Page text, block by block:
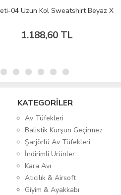
Kol Sweatshirt Beyaz XL
TL
KATEGORİLER
Av Tüfekleri
Balistik Kurşun Geçirmez
Şarjörlü Av Tüfekleri
İndirimli Ürünler
Kara Avı
Atıcılık & Airsoft
Giyim & Ayakkabı